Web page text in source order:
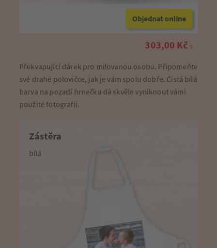
Objednat online
303,00 Kč
Překvapující dárek pro milovanou osobu. Připomeňte
své drahé polovičce, jak je vám spolu dobře. Čistá bílá
barva na pozadí hrnečku dá skvěle vyniknout vámi
použité fotografii.
Zástěra
bílá